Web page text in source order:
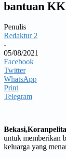
bantuan
Penulis
Redaktur 2
-
05/08/2021
Facebook
Twitter
WhatsApp
Print
Telegram
untuk memberikan
keluarga yang